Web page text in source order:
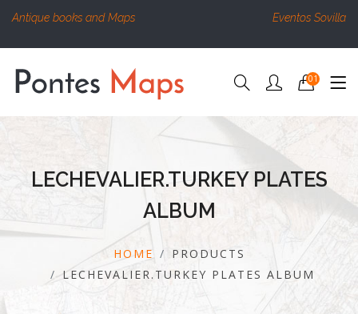
Antique books and Maps Eventos Sovilla
01
LECHEVALIER.TURKEY PLATES
ALBUM
HOME
PRODUCTS
LECHEVALIER.TURKEY PLATES ALBUM